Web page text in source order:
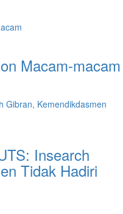
Macam-macam
Insearch
Tidak Hadiri